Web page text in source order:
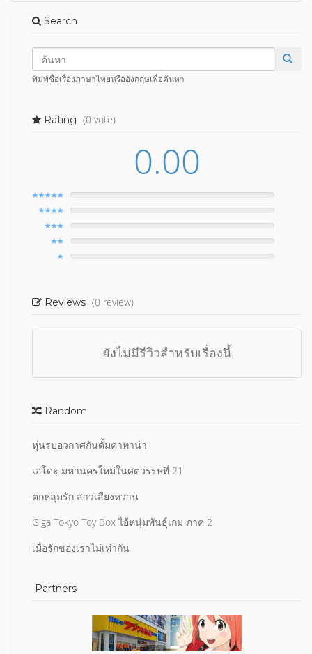
Search
พิมพ์ชื่อเรื่องภาษาไทยหรืออังกฤษเพื่อค้นหา
Rating (0 vote)
0.00
Reviews (0 review)
ยังไม่มีรีวิวสำหรับเรื่องนี้
Random
หุ่นรบอวกาศกันดั้มคาทาน่า
เอโดะ มหานครใหม่ในศตวรรษที่ 21
ตกหลุมรัก สาวเสียงหวาน
Giga Tokyo Toy Box ไอ้หนุ่มพันธุ์เกม ภาค 2
เมื่อรักของเราไม่เท่ากัน
Partners